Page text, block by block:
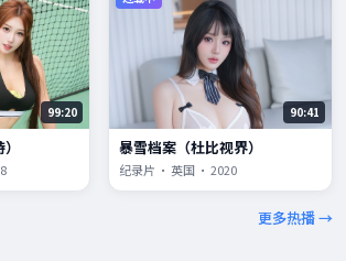
99:20 90:41
暴雪档案（杜比视界）
纪录片 · 英国 · 2020
更多热播 →